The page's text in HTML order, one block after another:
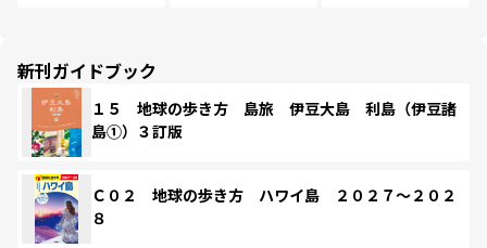
新刊ガイドブック
１５ 地球の歩き方 島旅 伊豆大島 利島（伊豆諸
島①）３訂版
Ｃ０２ 地球の歩き方 ハワイ島 ２０２７～２０２
８